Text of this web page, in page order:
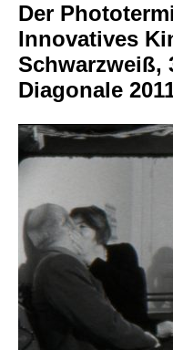
Der
Innovatives
Schwarzweiß,
Diagonale